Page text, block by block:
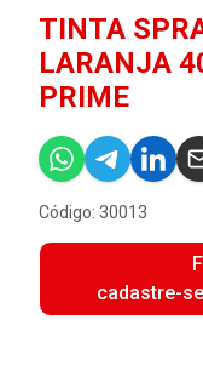
TINTA
LARANJA
PRIME
Código: 30013
cadastre-